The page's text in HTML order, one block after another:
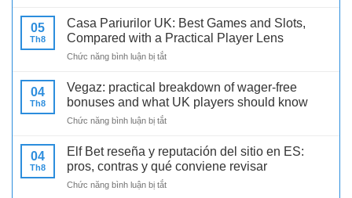
bonos
y
promociones
en
cómo
evaluar
valor
05
Th8
Casa Pariurilor UK: Best Games and Slots,
Compared with a Practical Player Lens
Chức năng bình luận bị tắtở
Pariurilor
UK:
Best
Games
Slots,
Compared
a
04
Th8
Vegaz: practical breakdown of wager-free
bonuses and what UK players should know
Chức năng bình luận bị tắtở
practical
breakdown
of
wager-
04
Th8
Elf Bet reseña y reputación del sitio en ES:
pros, contras y qué conviene revisar
Chức năng bình luận bị tắtở